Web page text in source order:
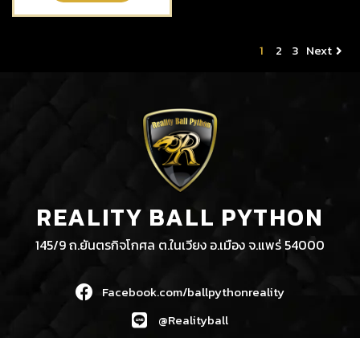
1 2 3 Next
REALITY BALL PYTHON
145/9 ถ.ยันตรกิจโกศล ต.ในเวียง อ.เมือง จ.แพร่ 54000
Facebook.com/ballpythonreality
@Realityball